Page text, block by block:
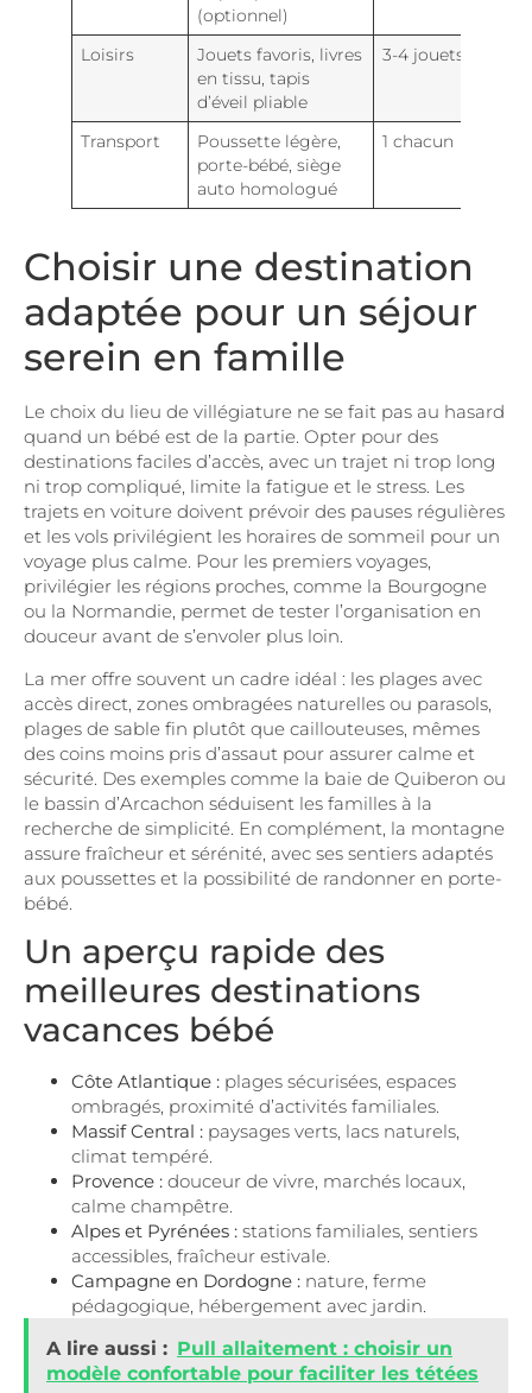
(optionnel)
Loisirs
Jouets favoris, livres
en tissu, tapis
d’éveil pliable
3-4 jouets
Transport
Poussette légère,
porte-bébé, siège
auto homologué
1 chacun
Choisir une destination
adaptée pour un séjour
serein en famille
Le choix du lieu de villégiature ne se fait pas au hasard
quand un bébé est de la partie. Opter pour des
destinations faciles d’accès, avec un trajet ni trop long
ni trop compliqué, limite la fatigue et le stress. Les
trajets en voiture doivent prévoir des pauses régulières
et les vols privilégient les horaires de sommeil pour un
voyage plus calme. Pour les premiers voyages,
privilégier les régions proches, comme la Bourgogne
ou la Normandie, permet de tester l’organisation en
douceur avant de s’envoler plus loin.
La mer offre souvent un cadre idéal : les plages avec
accès direct, zones ombragées naturelles ou parasols,
plages de sable fin plutôt que caillouteuses, mêmes
des coins moins pris d’assaut pour assurer calme et
sécurité. Des exemples comme la baie de Quiberon ou
le bassin d’Arcachon séduisent les familles à la
recherche de simplicité. En complément, la montagne
assure fraîcheur et sérénité, avec ses sentiers adaptés
aux poussettes et la possibilité de randonner en porte-
bébé.
Un aperçu rapide des
meilleures destinations
vacances bébé
Côte Atlantique : plages sécurisées, espaces
ombragés, proximité d’activités familiales.
Massif Central : paysages verts, lacs naturels,
climat tempéré.
Provence : douceur de vivre, marchés locaux,
calme champêtre.
Alpes et Pyrénées : stations familiales, sentiers
accessibles, fraîcheur estivale.
Campagne en Dordogne : nature, ferme
pédagogique, hébergement avec jardin.
A lire aussi : Pull allaitement : choisir un
modèle confortable pour faciliter les tétées